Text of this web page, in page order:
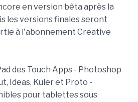
en version bêta après la
les versions finales seront
à l'abonnement Creative
des Touch Apps - Photoshop
Ideas, Kuler et Proto -
pour tablettes sous